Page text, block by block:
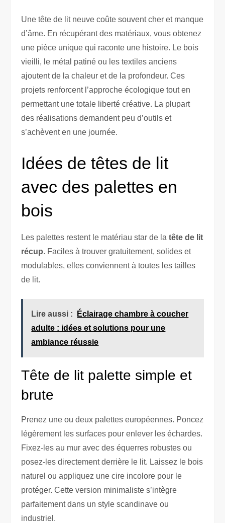
Une tête de lit neuve coûte souvent cher et manque
d’âme. En récupérant des matériaux, vous obtenez
une pièce unique qui raconte une histoire. Le bois
vieilli, le métal patiné ou les textiles anciens
ajoutent de la chaleur et de la profondeur. Ces
projets renforcent l’approche écologique tout en
permettant une totale liberté créative. La plupart
des réalisations demandent peu d’outils et
s’achèvent en une journée.
Idées de têtes de lit
avec des palettes en
bois
Les palettes restent le matériau star de latête de lit
récup. Faciles à trouver gratuitement, solides et
modulables, elles conviennent à toutes les tailles
de lit.
Lire aussi :
Éclairage chambre à coucher
adulte : idées et solutions pour une
ambiance réussie
Tête de lit palette simple et
brute
Prenez une ou deux palettes européennes. Poncez
légèrement les surfaces pour enlever les échardes.
Fixez-les au mur avec des équerres robustes ou
posez-les directement derrière le lit. Laissez le bois
naturel ou appliquez une cire incolore pour le
protéger. Cette version minimaliste s’intègre
parfaitement dans un style scandinave ou
industriel.